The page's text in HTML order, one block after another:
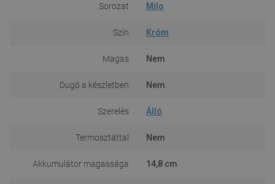
Sorozat Milo
Szín Króm
Magas Nem
Dugó a készletben Nem
Szerelés Álló
Termosztáttal Nem
Akkumulátor magassága 14,8 cm